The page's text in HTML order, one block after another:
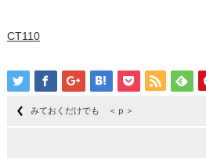
CT110
みておくだけでも ＜ｐ＞